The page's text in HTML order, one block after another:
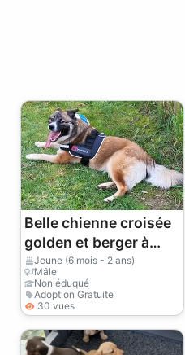
Belle chienne croisée
golden et berger à
donner
Jeune (6 mois - 2 ans)
Mâle
Non éduqué
Adoption Gratuite
30 vues